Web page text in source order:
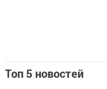
Топ 5 новостей